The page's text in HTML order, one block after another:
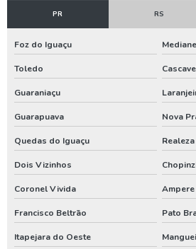
Limpeza e manutenção de poços
Limpeza e manutenção de poços artesianos
Locadora de geradores
Manutenção de bomba de poço artesiano
PR RS
Foz do Iguaçu
Toledo
Guaraniaçu
Guarapuava Nova
Quedas do Iguaçu Realeza
Dois Vizinhos
Coronel Vivida Ampere
Francisco Beltrão Pato
Itapejara do Oeste